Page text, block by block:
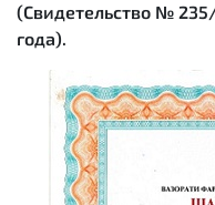
(Свидетельство №
года).